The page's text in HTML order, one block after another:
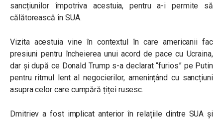
sancțiunilor împotriva acestuia, pentru a-i permite să
călătorească în SUA.
Vizita acestuia vine în contextul în care americanii fac
presiuni pentru încheierea unui acord de pace cu Ucraina,
dar și după ce Donald Trump s-a declarat “furios” pe Putin
pentru ritmul lent al negocierilor, amenințând cu sancțiuni
asupra celor care cumpără țiței rusesc.
Dmitriev a fost implicat anterior în relațiile dintre SUA și